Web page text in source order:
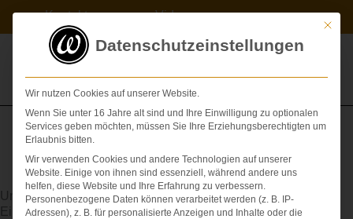
springen
Kontakt Videos
Differentialdiagnose
Unterscheidung und Abgrenzung ähnlicher Krankheitsbilder.
Eine mangelhafte Differentialdiagnose kann zu
Mit
Datenschutzeinstellungen
Wir nutzen Cookies auf unserer Website.
Wenn Sie unter 16 Jahre alt sind und Ihre Einwilligung zu optionalen
Services geben möchten, müssen Sie Ihre Erziehungsberechtigten um
Erlaubnis bitten.
Wir verwenden Cookies und andere Technologien auf unserer
Website. Einige von ihnen sind essenziell, während andere uns
helfen, diese Website und Ihre Erfahrung zu verbessern.
Personenbezogene Daten können verarbeitet werden (z. B. IP-
Adressen), z. B. für personalisierte Anzeigen und Inhalte oder die